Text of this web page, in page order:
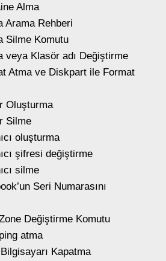
Alma
Arama Rehberi
Silme Komutu
veya Klasör adı Değiştirme
Atma ve Diskpart ile Format
Oluşturma
Silme
oluşturma
şifresi değiştirme
silme
Seri Numarasını
Değiştirme Komutu
atma
Kapatma